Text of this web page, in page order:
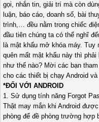
gọi, nhắn tin, giải trí mà còn
luận, báo cáo, doanh số, bài
trình,… đều nằm trong chiếc
đầu tiên chúng ta có thể nghĩ
là mật khẩu mở khóa máy. Tuy
quên mất mật khẩu này thì phải
như thế nào? Mời các bạn
cho các thiết bị chạy Android và
*ĐỐI VỚI ANDROID
1. Sử dụng tính năng Forgot
Thật may mắn khi Android
phòng để đề phòng trường hợp